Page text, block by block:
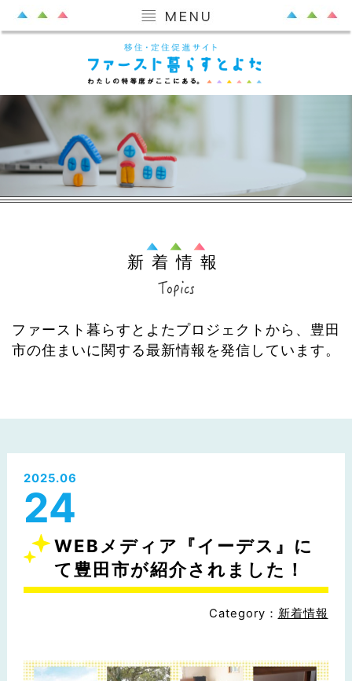
新着情報
ファースト暮らすとよたプロジェクトから、豊田
市の住まいに関する最新情報を発信しています。
2025.06
24
WEBメディア『イーデス』に
て豊田市が紹介されました！
新着情報
Category：